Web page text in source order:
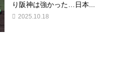
り阪神は強かった…日本...
2025.10.18